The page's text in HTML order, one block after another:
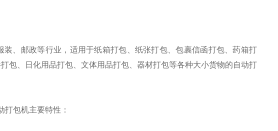
邮政等行业，适用于纸箱打包、纸张打包、包裹信函打包、药箱打
包、日化用品打包、文体用品打包、器材打包等各种大小货物的自动打
打包机主要特性：